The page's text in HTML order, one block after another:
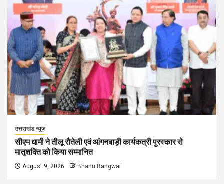
उत्तराखंड न्यूज़
सीएम धामी ने तीलू रौतेली एवं आंगनबाड़ी कार्यकत्री पुरस्कार से
मातृशक्ति को किया सम्मानित
August 9, 2026 Bhanu Bangwal